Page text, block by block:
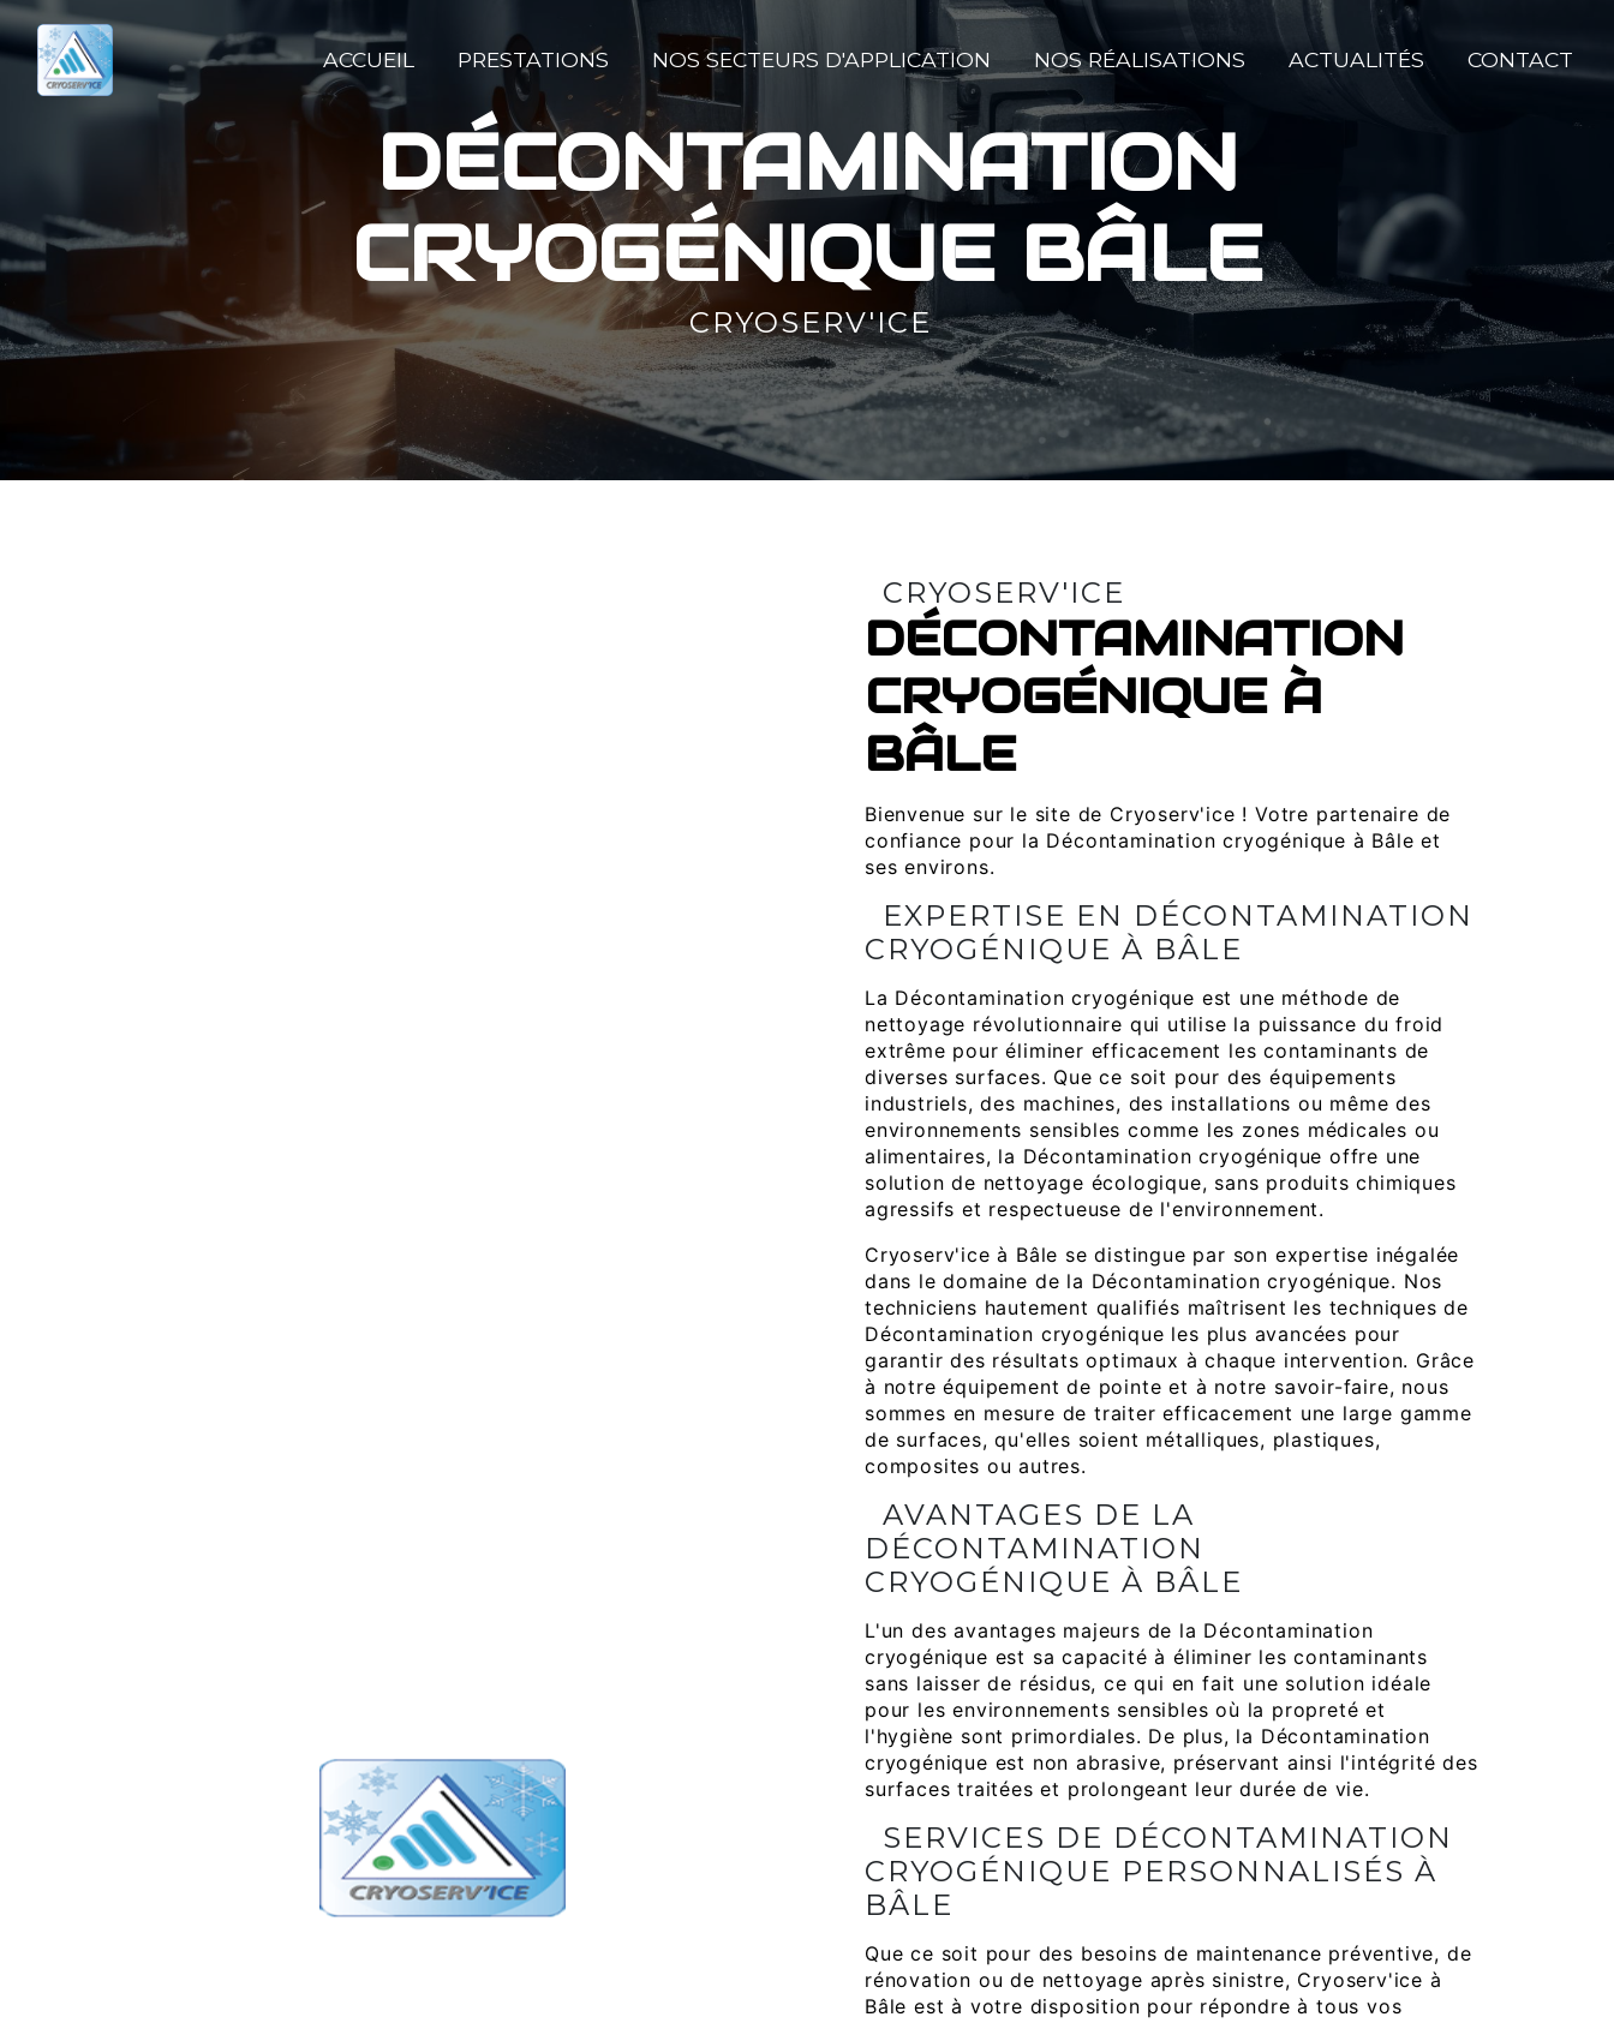
ACCUEIL PRESTATIONS NOS SECTEURS D'APPLICATION NOS RÉALISATIONS ACTUALITÉS CONTACT
DÉCONTAMINATION
CRYOGÉNIQUE BÂLE
CRYOSERV'ICE
CRYOSERV'ICE
DÉCONTAMINATION
CRYOGÉNIQUE À
BÂLE
Bienvenue sur le site de Cryoserv'ice ! Votre partenaire de
confiance pour la Décontamination cryogénique à Bâle et
ses environs.
EXPERTISE EN DÉCONTAMINATION
CRYOGÉNIQUE À BÂLE
La Décontamination cryogénique est une méthode de
nettoyage révolutionnaire qui utilise la puissance du froid
extrême pour éliminer efficacement les contaminants de
diverses surfaces. Que ce soit pour des équipements
industriels, des machines, des installations ou même des
environnements sensibles comme les zones médicales ou
alimentaires, la Décontamination cryogénique offre une
solution de nettoyage écologique, sans produits chimiques
agressifs et respectueuse de l'environnement.
Cryoserv'ice à Bâle se distingue par son expertise inégalée
dans le domaine de la Décontamination cryogénique. Nos
techniciens hautement qualifiés maîtrisent les techniques de
Décontamination cryogénique les plus avancées pour
garantir des résultats optimaux à chaque intervention. Grâce
à notre équipement de pointe et à notre savoir-faire, nous
sommes en mesure de traiter efficacement une large gamme
de surfaces, qu'elles soient métalliques, plastiques,
composites ou autres.
AVANTAGES DE LA
DÉCONTAMINATION
CRYOGÉNIQUE À BÂLE
L'un des avantages majeurs de la Décontamination
cryogénique est sa capacité à éliminer les contaminants
sans laisser de résidus, ce qui en fait une solution idéale
pour les environnements sensibles où la propreté et
l'hygiène sont primordiales. De plus, la Décontamination
cryogénique est non abrasive, préservant ainsi l'intégrité des
surfaces traitées et prolongeant leur durée de vie.
SERVICES DE DÉCONTAMINATION
CRYOGÉNIQUE PERSONNALISÉS À
BÂLE
Que ce soit pour des besoins de maintenance préventive, de
rénovation ou de nettoyage après sinistre, Cryoserv'ice à
Bâle est à votre disposition pour répondre à tous vos
Panneau de gestion des cookies